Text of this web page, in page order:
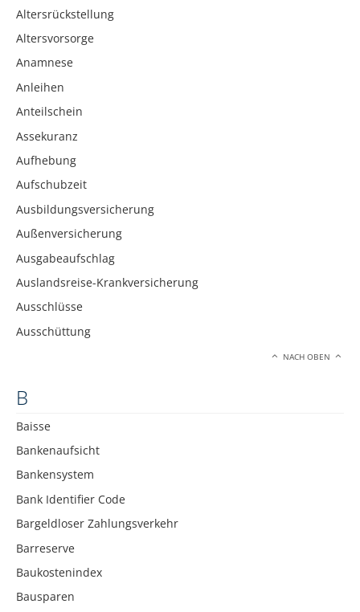
Altersrückstellung
Altersvorsorge
Anamnese
Anleihen
Anteilschein
Assekuranz
Aufhebung
Aufschubzeit
Ausbildungsversicherung
Außenversicherung
Ausgabeaufschlag
Auslandsreise-Krankversicherung
Ausschlüsse
Ausschüttung
NACH OBEN
B
Baisse
Bankenaufsicht
Bankensystem
Bank Identifier Code
Bargeldloser Zahlungsverkehr
Barreserve
Baukostenindex
Bausparen